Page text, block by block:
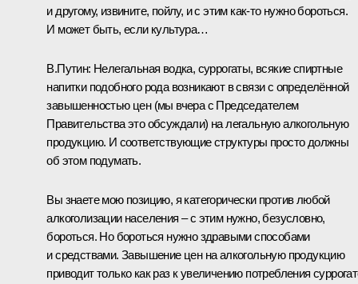
и другому, извините, пойлу, и с этим как‑то нужно бороться.
И может быть, если культура…
В.Путин: Нелегальная водка, суррогаты, всякие спиртные
напитки подобного рода возникают в связи с определённой
завышенностью цен (мы вчера с Председателем
Правительства это обсуждали) на легальную алкогольную
продукцию. И соответствующие структуры просто должны
об этом подумать.
Вы знаете мою позицию, я категорически против любой
алкоголизации населения – с этим нужно, безусловно,
бороться. Но бороться нужно здравыми способами
и средствами. Завышение цен на алкогольную продукцию
приводит только как раз к увеличению потребления